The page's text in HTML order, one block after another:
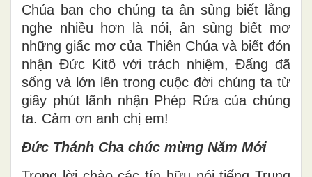
Chúa ban cho chúng ta ân sủng biết lắng
nghe nhiều hơn là nói, ân sủng biết mơ
những giấc mơ của Thiên Chúa và biết đón
nhận Đức Kitô với trách nhiệm, Đấng đã
sống và lớn lên trong cuộc đời chúng ta từ
giây phút lãnh nhận Phép Rửa của chúng
ta. Cảm ơn anh chị em!
Đức Thánh Cha chúc mừng Năm Mới